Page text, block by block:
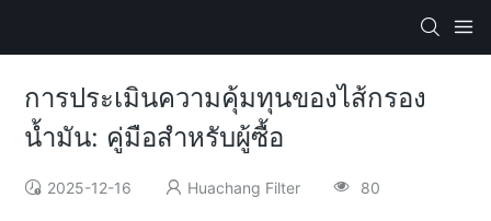
การประเมินความคุ้มทุนของไส้กรอง
น้ำมัน: คู่มือสำหรับผู้ซื้อ
2025-12-16 Huachang Filter 80